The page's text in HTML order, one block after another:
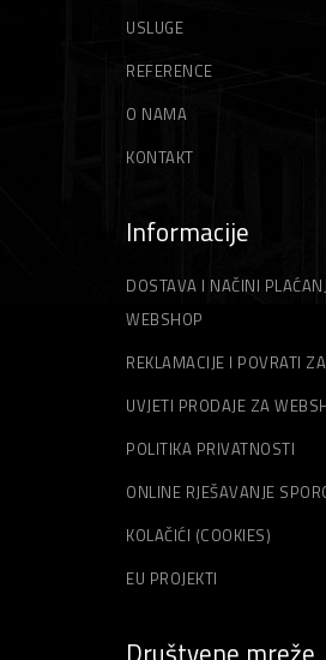
USLUGE
REFERENCE
O NAMA
KONTAKT
Informacije
DOSTAVA I NAČINI
WEBSHOP
REKLAMACIJE I POVRATI
UVJETI PRODAJE ZA
POLITIKA PRIVATNOSTI
ONLINE RJEŠAVANJE
KOLAČIĆI (COOKIES)
EU PROJEKTI